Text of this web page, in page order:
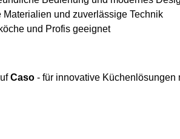
Materialien und zuverlässige Technik
und Profis geeignet
Caso - für innovative Küchenlösungen